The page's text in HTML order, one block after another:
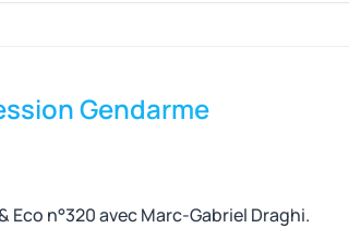
Gendarme
Eco n°320 avec Marc-Gabriel Draghi.